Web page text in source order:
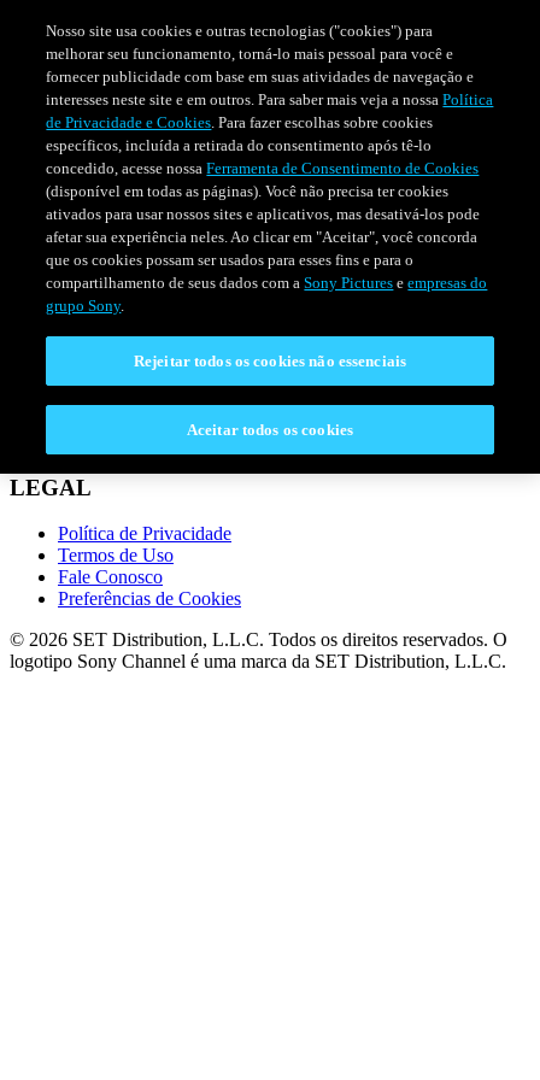
SÉRIESPROGRAMAÇÃO
CONECTAR
Perguntas Frequentes
LEGAL
Política de Privacidade
Termos de Uso
Fale Conosco
Preferências de Cookies
© 2026 SET Distribution, L.L.C. Todos os direitos reservados. O
logotipo Sony Channel é uma marca da SET Distribution, L.L.C.
Nosso site usa cookies e outras tecnologias ("cookies") para
melhorar seu funcionamento, torná-lo mais pessoal para você e
fornecer publicidade com base em suas atividades de navegação e
interesses neste site e em outros. Para saber mais veja a nossaPolítica
de Privacidade e Cookies. Para fazer escolhas sobre cookies
específicos, incluída a retirada do consentimento após tê-lo
concedido, acesse nossaFerramenta de Consentimento de Cookies
(disponível em todas as páginas). Você não precisa ter cookies
ativados para usar nossos sites e aplicativos, mas desativá-los pode
afetar sua experiência neles. Ao clicar em "Aceitar", você concorda
que os cookies possam ser usados para esses fins e para o
compartilhamento de seus dados com aSony Pictures eempresas do
grupo Sony.
Rejeitar todos os cookies não essenciais
Aceitar todos os cookies